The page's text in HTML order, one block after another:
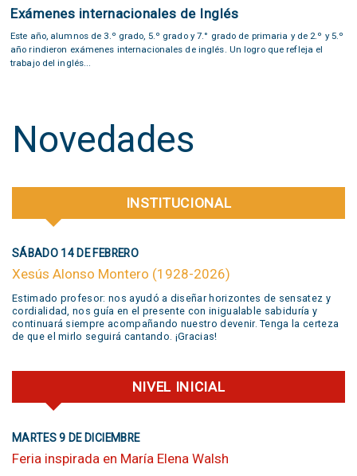
Exámenes internacionales de Inglés
Este año, alumnos de 3.º grado, 5.º grado y 7.° grado de primaria y de 2.º y 5.º
año rindieron exámenes internacionales de inglés. Un logro que refleja el
trabajo del inglés...
Novedades
INSTITUCIONAL
SÁBADO 14 DE FEBRERO
Xesús Alonso Montero (1928-2026)
Estimado profesor: nos ayudó a diseñar horizontes de sensatez y
cordialidad, nos guía en el presente con inigualable sabiduría y
continuará siempre acompañando nuestro devenir. Tenga la certeza
de que el mirlo seguirá cantando. ¡Gracias!
NIVEL INICIAL
MARTES 9 DE DICIEMBRE
Feria inspirada en María Elena Walsh